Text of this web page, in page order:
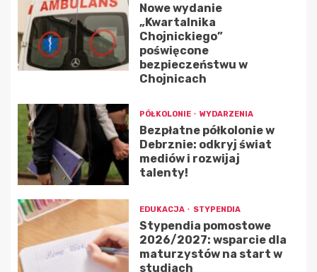
Nowe wydanie
„Kwartalnika
Chojnickiego”
poświęcone
bezpieczeństwu w
Chojnicach
PÓŁKOLONIE WYDARZENIA
Bezpłatne półkolonie w
Debrznie: odkryj świat
mediów i rozwijaj
talenty!
EDUKACJA STYPENDIA
Stypendia pomostowe
2026/2027: wsparcie dla
maturzystów na start w
studiach